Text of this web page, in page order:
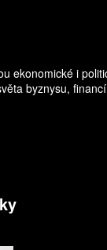
ekonomické i
byznysu,